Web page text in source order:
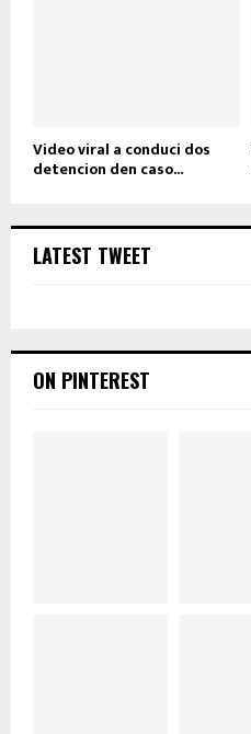
Video viral a conduci dos
detencion den caso...
LATEST TWEET
ON PINTEREST